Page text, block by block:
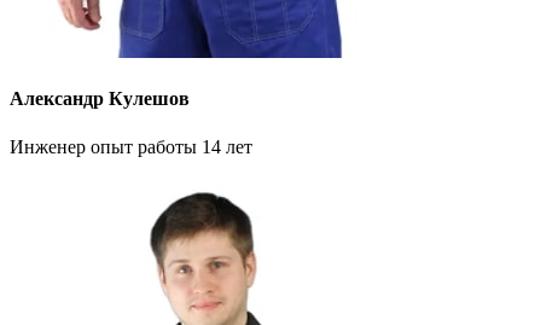
Александр Кулешов
Инженер опыт работы 14 лет